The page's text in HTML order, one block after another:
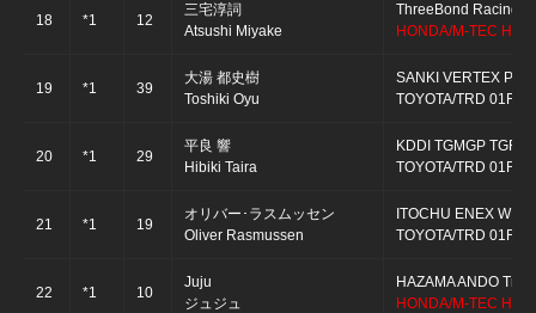
18 *1 12
三宅淳詞
Atsushi Miyake
ThreeBond Racing
HONDA/M-TEC HR-
19 *1 39
大湯 都史樹
Toshiki Oyu
SANKI VERTEX
TOYOTA/TRD 01F
20 *1 29
平良 響
Hibiki Taira
KDDI TGMGP TGR-
TOYOTA/TRD 01F
21 *1 19
オリバー･ラスムッセン
Oliver Rasmussen
ITOCHU ENEX
TOYOTA/TRD 01F
22 *1 10
Juju
ジュジュ
HAZAMA ANDO
HONDA/M-TEC HR-